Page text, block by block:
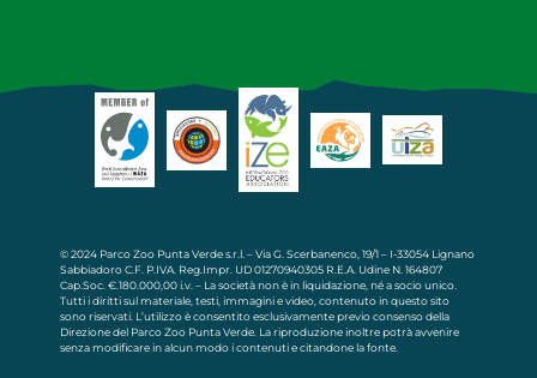
© 2024 Parco Zoo Punta Verde s.r.l. – Via G. Scerbanenco, 19/1 – I-33054 Lignano
Sabbiadoro C.F. P.IVA. Reg.Impr. UD 01270940305 R.E.A. Udine N. 164807
Cap.Soc. €.180.000,00 i.v. – La società non è in liquidazione, né a socio unico.
Tutti i diritti sul materiale, testi, immagini e video, contenuto in questo sito
sono riservati. L’utilizzo è consentito esclusivamente previo consenso della
Direzione del Parco Zoo Punta Verde. La riproduzione inoltre potrà avvenire
senza modificare in alcun modo i contenuti e citandone la fonte.